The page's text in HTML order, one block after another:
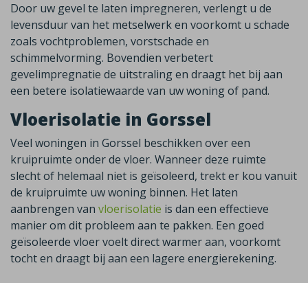
Door uw gevel te laten impregneren, verlengt u de
levensduur van het metselwerk en voorkomt u schade
zoals vochtproblemen, vorstschade en
schimmelvorming. Bovendien verbetert
gevelimpregnatie de uitstraling en draagt het bij aan
een betere isolatiewaarde van uw woning of pand.
Vloerisolatie in Gorssel
Veel woningen in Gorssel beschikken over een
kruipruimte onder de vloer. Wanneer deze ruimte
slecht of helemaal niet is geïsoleerd, trekt er kou vanuit
de kruipruimte uw woning binnen. Het laten
aanbrengen van vloerisolatie is dan een effectieve
manier om dit probleem aan te pakken. Een goed
geïsoleerde vloer voelt direct warmer aan, voorkomt
tocht en draagt bij aan een lagere energierekening.